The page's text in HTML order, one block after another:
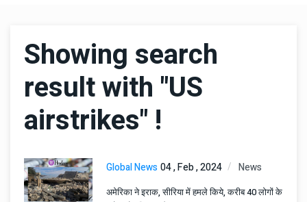
Showing search
result with "US
airstrikes" !
Global News04 , Feb , 2024 News
अमेरिका ने इराक, सीरिया में हमले किये, करीब 40 लोगों के